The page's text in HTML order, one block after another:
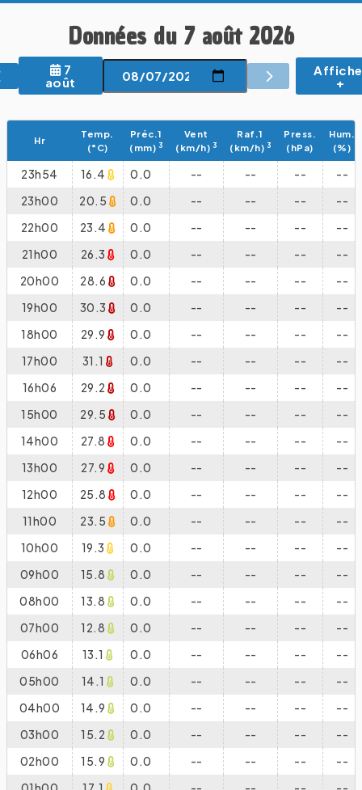
Données du 7 août 2026
7
août
+
Hr
Temp.
(°C)
Préc.1
(mm) 3
Vent
(km/h) 3
Raf.1
(km/h) 3
Press.
(hPa)
Hum.
(%)
23h54 16.4 0.0 -- -- --
--
23h00
20.5 0.0 -- -- --
--
22h00
23.4 0.0 -- -- --
--
21h00
26.3 0.0 -- -- --
--
20h00
28.6 0.0 -- -- --
--
19h00
30.3 0.0 -- -- --
--
18h00
29.9 0.0 -- -- --
--
17h00
31.1 0.0 -- -- --
--
16h06
29.2 0.0 -- -- --
--
15h00
29.5 0.0 -- -- --
--
14h00
27.8 0.0 -- -- --
--
13h00
27.9 0.0 -- -- --
--
12h00
25.8 0.0 -- -- --
--
11h00
23.5 0.0 -- -- --
--
10h00
19.3 0.0 -- -- --
--
09h00
15.8 0.0 -- -- --
--
08h00
13.8 0.0 -- -- --
--
07h00
12.8 0.0 -- -- --
--
06h06
13.1 0.0 -- -- --
--
05h00
14.1 0.0 -- -- --
--
04h00
14.9 0.0 -- -- --
--
03h00
15.2 0.0 -- -- --
--
02h00
15.9 0.0 -- -- --
--